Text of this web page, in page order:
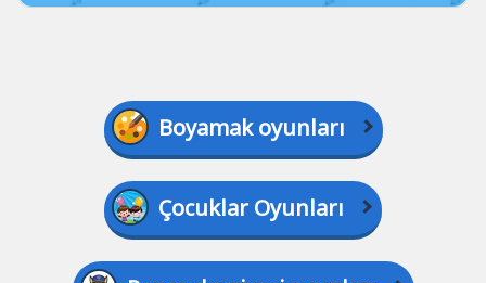
Boyamak oyunları
Çocuklar Oyunları